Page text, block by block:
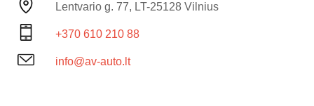
Lentvario g. 77, LT-25128 Vilnius
+370 610 210 88
info@av-auto.lt